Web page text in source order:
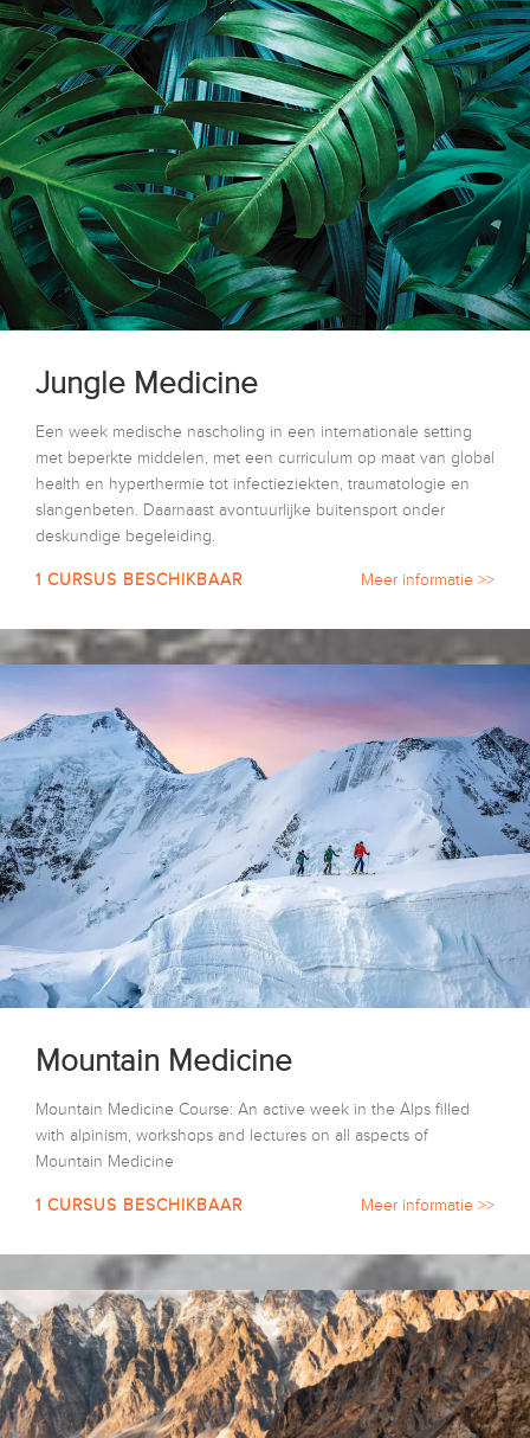
Jungle Medicine
Een week medische nascholing in een internationale setting
met beperkte middelen, met een curriculum op maat van global
health en hyperthermie tot infectieziekten, traumatologie en
slangenbeten. Daarnaast avontuurlijke buitensport onder
deskundige begeleiding.
1 CURSUS BESCHIKBAAR Meer informatie >>
Mountain Medicine
Mountain Medicine Course: An active week in the Alps filled
with alpinism, workshops and lectures on all aspects of
Mountain Medicine
1 CURSUS BESCHIKBAAR Meer informatie >>